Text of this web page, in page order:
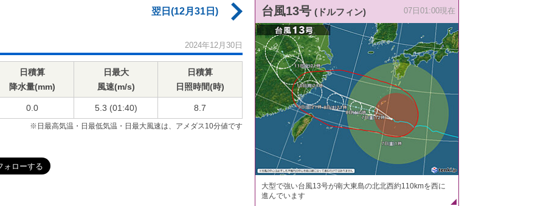
翌日(12月31日)
2024年12月30日
日積算
降水量(mm)
日最大
風速(m/s)
日積算
日照時間(時)
0.0 5.3 (01:40) 8.7
※日最高気温・日最低気温・日最大風速は、アメダス10分値です
台風13号 (ドルフィン) 07日01:00現在
大型で強い台風13号が南大東島の北北西約110kmを西に
進んでいます